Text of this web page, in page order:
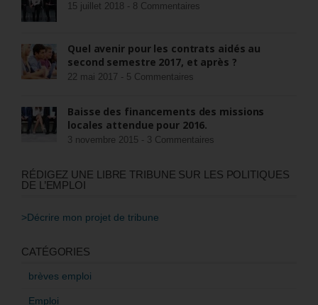
15 juillet 2018 - 8 Commentaires
Quel avenir pour les contrats aidés au
second semestre 2017, et après ?
22 mai 2017 - 5 Commentaires
Baisse des financements des missions
locales attendue pour 2016.
3 novembre 2015 - 3 Commentaires
RÉDIGEZ UNE LIBRE TRIBUNE SUR LES POLITIQUES
DE L’EMPLOI
>Décrire mon projet de tribune
CATÉGORIES
brèves emploi
Emploi